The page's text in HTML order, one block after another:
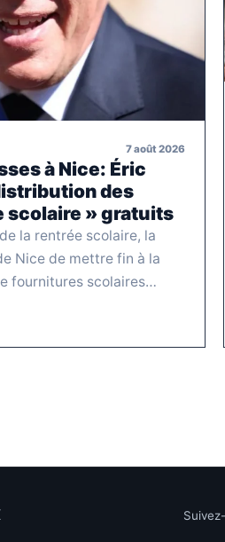
7 août 2026
à Nice: Éric
des
scolaire » gratuits
la rentrée scolaire, la
Nice de mettre fin à la
fournitures scolaires…